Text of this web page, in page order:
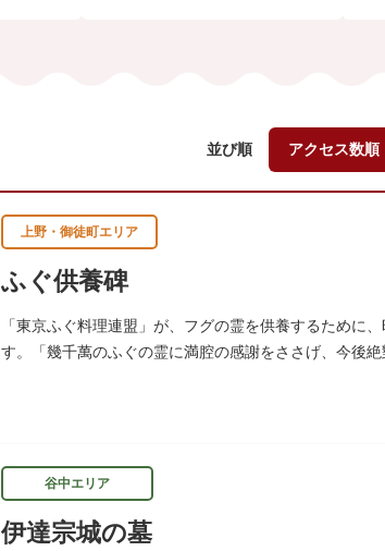
並び順 アクセス数順
上野・御徒町エリア
ふぐ供養碑
「東京ふぐ料理連盟」が、フグの霊を供養するために
す。「幾千萬のふぐの霊に満腔の感謝をささげ、今後
谷中エリア
伊達宗城の墓